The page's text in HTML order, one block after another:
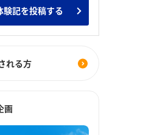
験記を投稿する
れる方
画